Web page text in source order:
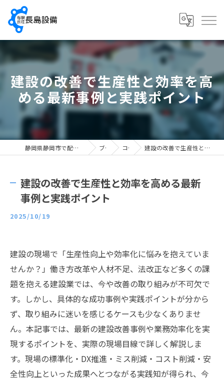
建設の改善で生産性と効率を高
める最新事例と実践ポイント
静岡県静岡市で配管工の求人なら有限会社長島設備 ブログ コラム 建設の改善で生産性と効率を高める最新事例と実践ポイント
建設の改善で生産性と効率を高める最新
事例と実践ポイント
2025/10/19
建設の現場で「生産性向上や効率化に悩みを抱えていま
せんか？」働き方改革や人材不足、法改正など多くの課
題を抱える建設業では、今や改善の取り組みが不可欠で
す。しかし、具体的な成功事例や実践ポイントが分から
ず、取り組みに迷いを感じるケースも少なくありませ
ん。本記事では、最新の建設改善事例や業務効率化を実
現するポイントを、実際の現場目線で詳しく解説しま
す。現場の標準化・DX推進・ミス削減・コスト削減・安
全性向上といった成果へとつながる実践知が得られ、今